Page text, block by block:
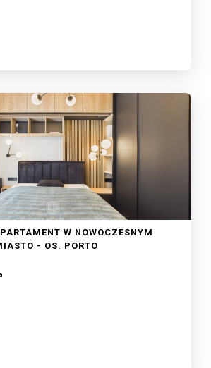
W NOWOCZESNYM
- OS. PORTO